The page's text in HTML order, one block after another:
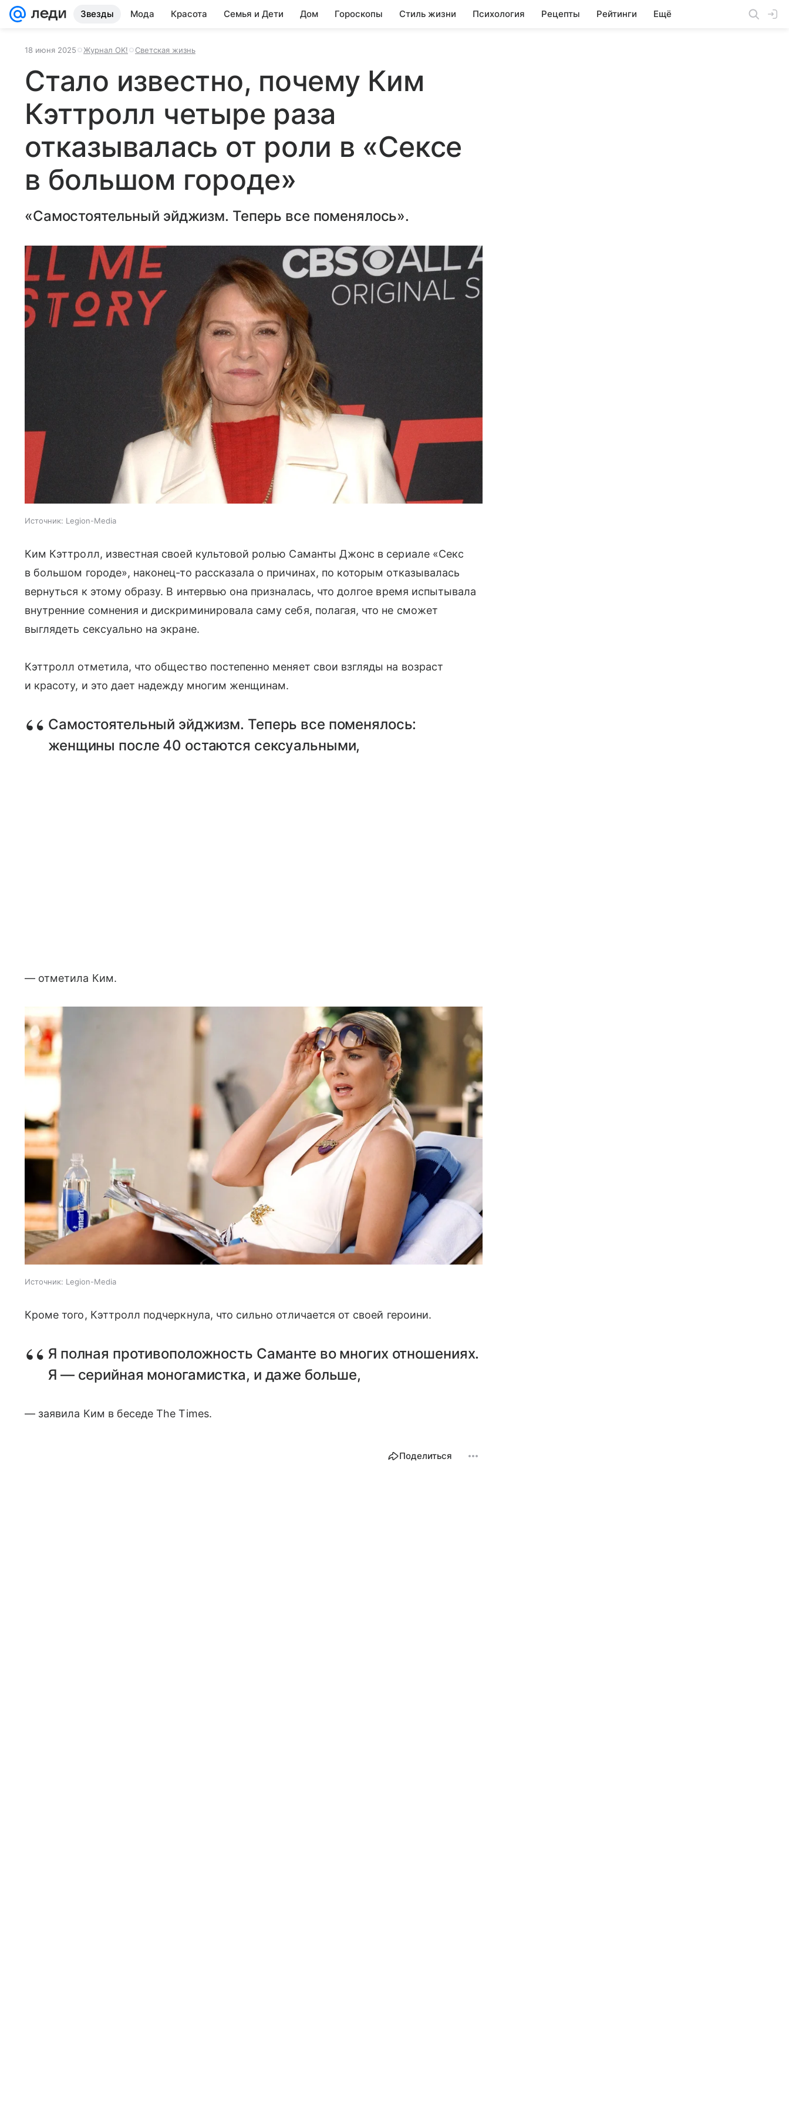
Звезды Мода Красота Семья и Дети Дом Гороскопы Стиль жизни Психология Рецепты Рейтинги Ещё
18 июня 2025 Журнал OK! Светская жизнь
Стало известно, почему Ким
Кэттролл четыре раза
отказывалась от роли в «Сексе
в большом городе»
«Самостоятельный эйджизм. Теперь все поменялось».
Источник: Legion-Media
Ким Кэттролл, известная своей культовой ролью Саманты Джонс в сериале «Секс
в большом городе», наконец-то рассказала о причинах, по которым отказывалась
вернуться к этому образу. В интервью она призналась, что долгое время испытывала
внутренние сомнения и дискриминировала саму себя, полагая, что не сможет
выглядеть сексуально на экране.
Кэттролл отметила, что общество постепенно меняет свои взгляды на возраст
и красоту, и это дает надежду многим женщинам.
Самостоятельный эйджизм. Теперь все поменялось:
женщины после 40 остаются сексуальными,
— отметила Ким.
Источник: Legion-Media
Кроме того, Кэттролл подчеркнула, что сильно отличается от своей героини.
Я полная противоположность Саманте во многих отношениях.
Я — серийная моногамистка, и даже больше,
— заявила Ким в беседе The Times.
Поделиться